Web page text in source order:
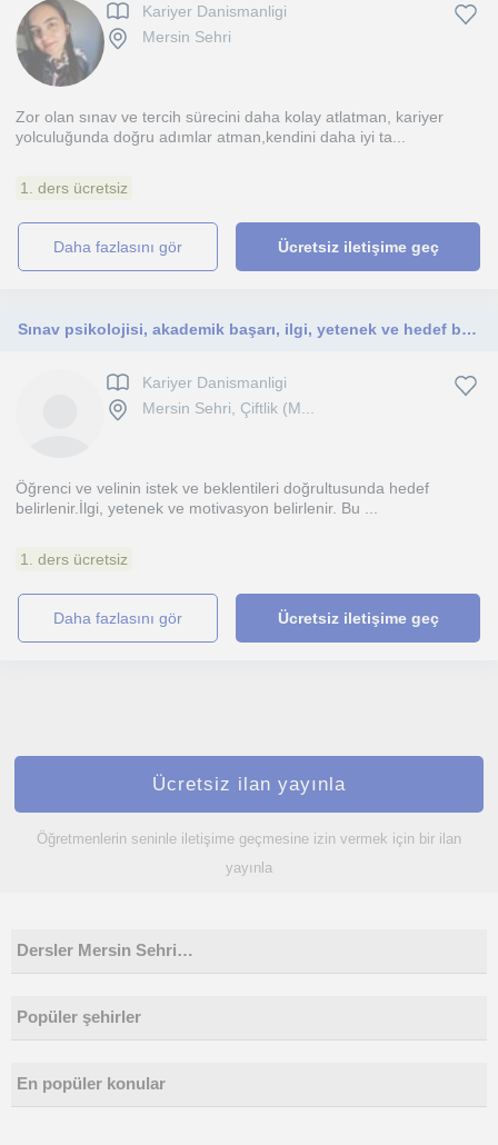
Kariyer Danismanligi
Mersin Sehri
Zor olan sınav ve tercih sürecini daha kolay atlatman, kariyer
yolculuğunda doğru adımlar atman,kendini daha iyi ta...
1. ders ücretsiz
daha fazlasını gör Ücretsiz iletişime geç
Sınav psikolojisi, akademik başarı, ilgi, yetenek ve hedef belirleme
Kariyer Danismanligi
Mersin Sehri, Çiftlik (M...
Öğrenci ve velinin istek ve beklentileri doğrultusunda hedef
belirlenir.İlgi, yetenek ve motivasyon belirlenir. Bu ...
1. ders ücretsiz
daha fazlasını gör Ücretsiz iletişime geç
Ücretsiz ilan yayınla
Öğretmenlerin seninle iletişime geçmesine izin vermek için bir ilan
yayınla
Dersler Mersin Sehri…
Popüler şehirler
En popüler konular